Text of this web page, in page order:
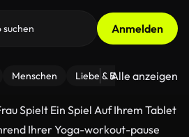
Anmelden
Menschen Liebe & Beziehungen
Alle anzeigen
Spielt Ein Spiel Auf Ihrem Tablet
Ihrer Yoga-workout-pause